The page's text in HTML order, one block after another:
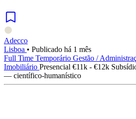
Adecco
Lisboa • Publicado há 1 mês
Full Time Temporário Gestão /
Imobiliário Presencial €11k - €12k
— científico-humanístico